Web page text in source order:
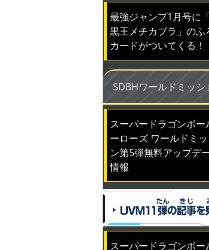
最強ジャンプ1月号に
黒王メチカブラ」のふ
カードがついてくる！
SDBHワールドミッシ
スーパードラゴンボー
ーローズ ワールドミ
ン第5弾無料アップデ
情報
スーパードラゴンボー